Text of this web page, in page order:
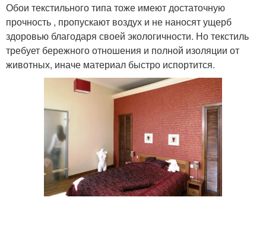
Обои текстильного типа тоже имеют достаточную
прочность , пропускают воздух и не наносят ущерб
здоровью благодаря своей экологичности. Но текстиль
требует бережного отношения и полной изоляции от
животных, иначе материал быстро испортится.